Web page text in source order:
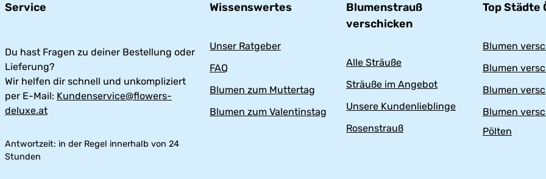
Service
Du hast Fragen zu deiner Bestellung oder
Lieferung?
Wir helfen dir schnell und unkompliziert
per E-Mail: Kundenservice@flowers-
deluxe.at
Antwortzeit: in der Regel innerhalb von 24
Stunden
Wissenswertes
Unser Ratgeber
FAQ
Blumen zum Muttertag
Blumen zum Valentinstag
Blumenstrauß
verschicken
Alle Sträuße
Sträuße im Angebot
Unsere Kundenlieblinge
Rosenstrauß
Top Städte
Blumen
Blumen
Blumen
Blumen
Pölten